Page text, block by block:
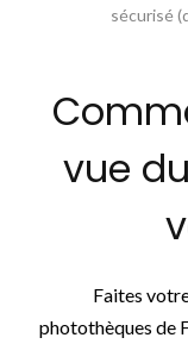
sécurisé
vue
Faites
photothèques de